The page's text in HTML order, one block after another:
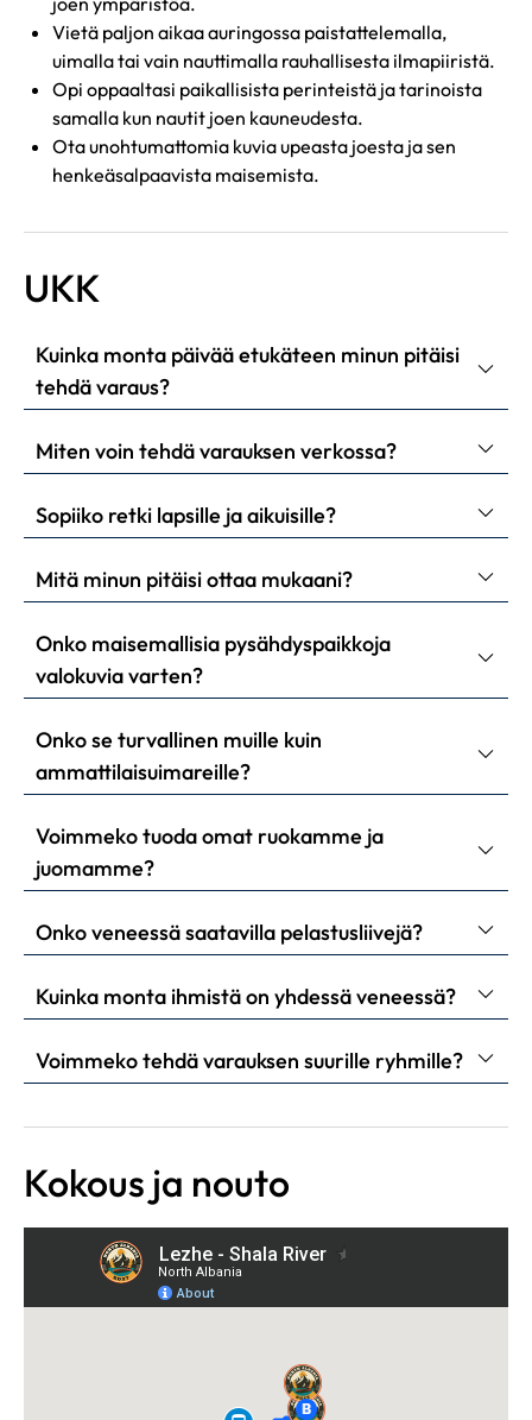
Vietä paljon aikaa auringossa paistattelemalla,
uimalla tai vain nauttimalla rauhallisesta ilmapiiristä.
Opi oppaaltasi paikallisista perinteistä ja tarinoista
samalla kun nautit joen kauneudesta.
Ota unohtumattomia kuvia upeasta joesta ja sen
henkeäsalpaavista maisemista.
UKK
Kuinka monta päivää etukäteen minun pitäisi
tehdä varaus?
Miten voin tehdä varauksen verkossa?
Sopiiko retki lapsille ja aikuisille?
Mitä minun pitäisi ottaa mukaani?
Onko maisemallisia pysähdyspaikkoja
valokuvia varten?
Onko se turvallinen muille kuin
ammattilaisuimareille?
Voimmeko tuoda omat ruokamme ja
juomamme?
Onko veneessä saatavilla pelastusliivejä?
Kuinka monta ihmistä on yhdessä veneessä?
Voimmeko tehdä varauksen suurille ryhmille?
Kokous ja nouto